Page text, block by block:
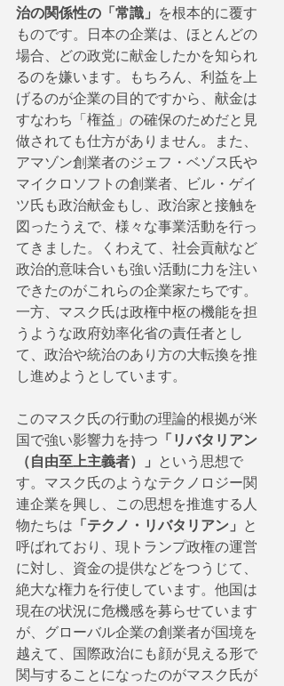
治の関係性の「常識」
を根本的に覆す
ものです。日本の企業は、ほとんどの
場合、どの政党に献金したかを知られ
るのを嫌います。もちろん、利益を上
げるのが企業の目的ですから、献金は
すなわち「権益」の確保のためだと見
做されても仕方がありません。また、
アマゾン創業者のジェフ・ベゾス氏や
マイクロソフトの創業者、ビル・ゲイ
ツ氏も政治献金もし、政治家と接触を
図ったうえで、様々な事業活動を行っ
てきました。くわえて、社会貢献など
政治的意味合いも強い活動に力を注い
できたのがこれらの企業家たちです。
一方、マスク氏は政権中枢の機能を担
うような政府効率化省の責任者とし
て、政治や統治のあり方の大転換を推
し進めようとしています。
このマスク氏の行動の理論的根拠が米
国で強い影響力を持つ 「リバタリアン
（自由至上主義者）」
という思想で
す。マスク氏のようなテクノロジー関
連企業を興し、この思想を推進する人
物たちは 「テクノ・リバタリアン」
と
呼ばれており、現トランプ政権の運営
に対し、資金の提供などをつうじて、
絶大な権力を行使しています。他国は
現在の状況に危機感を募らせています
が、グローバル企業の創業者が国境を
越えて、国際政治にも顔が見える形で
関与することになったのがマスク氏が